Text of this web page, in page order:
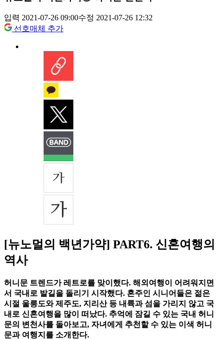
입력 2021-07-26 09:00수정 2021-07-26 12:32
선호매체 추가
[뉴노멀의 백년가약] PART6. 신혼여행의
역사
허니문 트렌드가 레트로를 맞이했다. 해외여행이 어려워지면
서 국내로 발길을 돌리기 시작했다. 혼주인 시니어들은 젊은
시절 울릉도와 제주도, 지리산 등 내륙과 섬을 가리지 않고 국
내로 신혼여행을 많이 떠났다. 추억에 잠길 수 있는 국내 허니
문의 변천사를 돌아보고, 자녀에게 추천할 수 있는 이색 허니
문과 여행지를 소개한다.